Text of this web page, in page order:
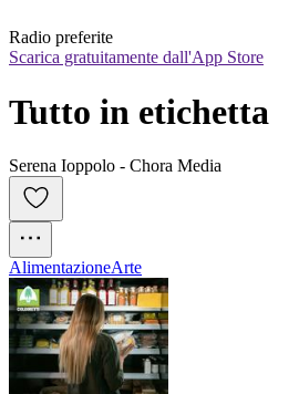
Radio preferite
Scarica gratuitamente dall'App Store
Tutto in etichetta
Serena Ioppolo - Chora Media
AlimentazioneArte